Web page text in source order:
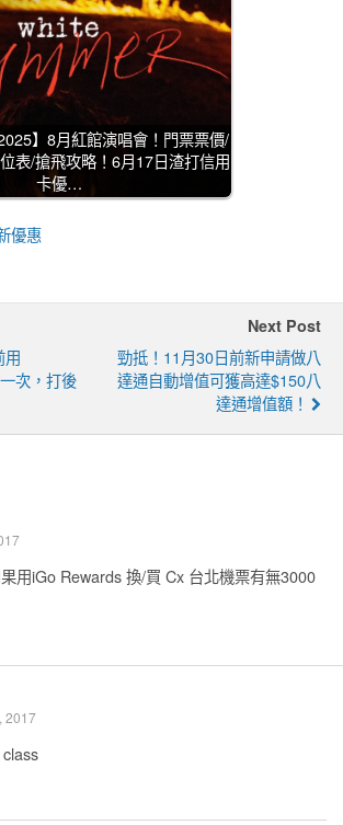
】8月紅館演唱會！門票票價/
表/搶飛攻略！6月17日渣打信用
卡優…
優惠
用
次，打後
Next Post
勁抵！11月30日前新申請做八
達通自動增值可獲高達$150八
達通增值額！
用iGo Rewards 換/買 Cx 台北機票有無3000
2017